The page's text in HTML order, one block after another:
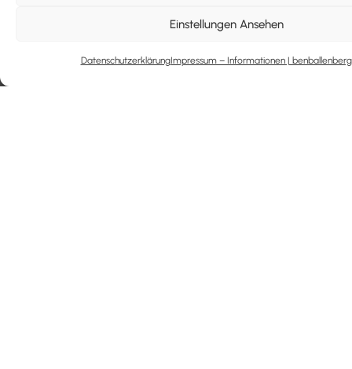
Einstellungen Ansehen
DatenschutzerklärungImpressum – Informationen |
Home Konto